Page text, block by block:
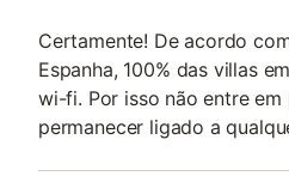
Certamente! De acordo
Espanha, 100% das villas
wi-fi. Por isso não entre
permanecer ligado a